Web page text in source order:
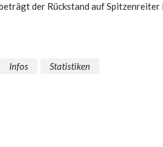
der Rückstand auf Spitzenreiter
Infos Statistiken